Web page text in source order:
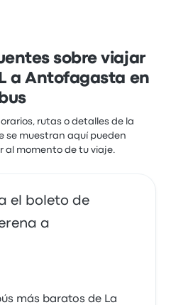
sobre viajar
a Antofagasta en
bus
rutas o detalles de la
se muestran aquí pueden
al momento de tu viaje.
el boleto de
a
más baratos de La